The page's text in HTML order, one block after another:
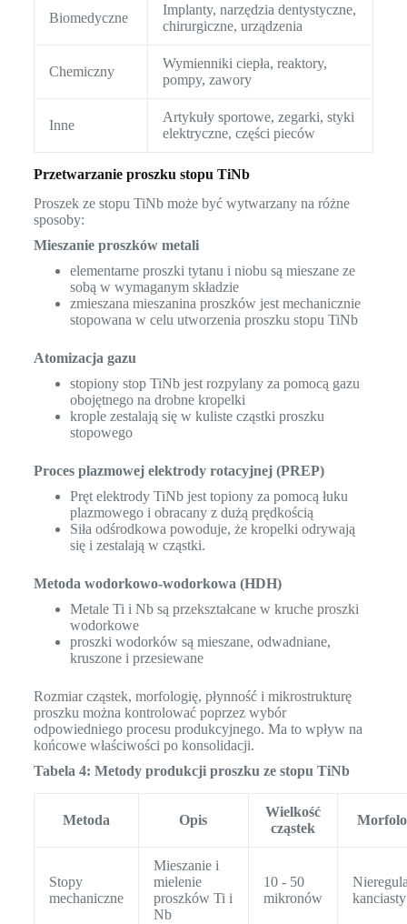
Biomedyczne
Implanty, narzędzia dentystyczne,
chirurgiczne, urządzenia
Chemiczny
Wymienniki ciepła, reaktory,
pompy, zawory
Inne
Artykuły sportowe, zegarki, styki
elektryczne, części pieców
Przetwarzanie proszku stopu TiNb
Proszek ze stopu TiNb może być wytwarzany na różne
sposoby:
Mieszanie proszków metali
elementarne proszki tytanu i niobu są mieszane ze
sobą w wymaganym składzie
zmieszana mieszanina proszków jest mechanicznie
stopowana w celu utworzenia proszku stopu TiNb
Atomizacja gazu
stopiony stop TiNb jest rozpylany za pomocą gazu
obojętnego na drobne kropelki
krople zestalają się w kuliste cząstki proszku
stopowego
Proces plazmowej elektrody rotacyjnej (PREP)
Pręt elektrody TiNb jest topiony za pomocą łuku
plazmowego i obracany z dużą prędkością
Siła odśrodkowa powoduje, że kropelki odrywają
się i zestalają w cząstki.
Metoda wodorkowo-wodorkowa (HDH)
Metale Ti i Nb są przekształcane w kruche proszki
wodorkowe
proszki wodorków są mieszane, odwadniane,
kruszone i przesiewane
Rozmiar cząstek, morfologię, płynność i mikrostrukturę
proszku można kontrolować poprzez wybór
odpowiedniego procesu produkcyjnego. Ma to wpływ na
końcowe właściwości po konsolidacji.
Tabela 4: Metody produkcji proszku ze stopu TiNb
Metoda Opis
Wielkość
cząstek
Stopy
mechaniczne
Mieszanie i
mielenie
proszków Ti i
Nb
10 - 50
mikronów
kanciasty